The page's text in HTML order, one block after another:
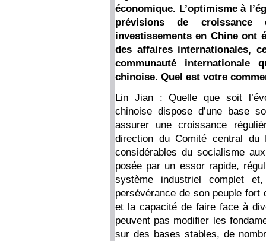
économique. L’optimisme à
prévisions de
investissements en Chine ont
des affaires internationales,
communauté internationale
chinoise. Quel est votre
Lin Jian : Quelle que soit
chinoise dispose d’une base
assurer une croissance
direction du Comité central du
considérables du socialisme
posée par un essor rapide,
système industriel complet
persévérance de son peuple fort
et la capacité de faire face à
peuvent pas modifier les
sur des bases stables, de